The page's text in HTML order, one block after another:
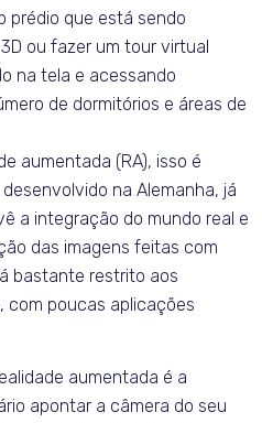
prédio que está sendo
ou fazer um tour virtual
na tela e acessando
de dormitórios e áreas de
aumentada (RA), isso é
na Alemanha, já
a integração do mundo real e
das imagens feitas com
bastante restrito aos
com poucas aplicações
aumentada é a
apontar a câmera do seu